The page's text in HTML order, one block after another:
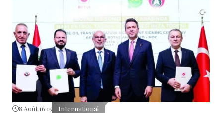
8 Août 16:15 International